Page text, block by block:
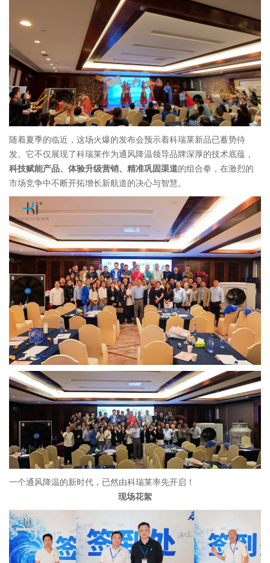
随着夏季的临近，这场火爆的发布会预示着科瑞莱新品已蓄势待
发。它不仅展现了科瑞莱作为通风降温领导品牌深厚的技术底蕴，
科技赋能产品、体验升级营销、精准巩固渠道的组合拳，在激烈的
市场竞争中不断开拓增长新航道的决心与智慧。
一个通风降温的新时代，已然由科瑞莱率先开启！
现场花絮